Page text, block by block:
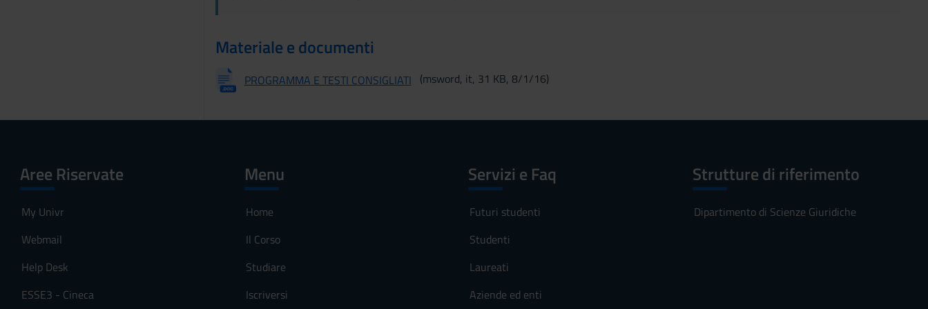
Materiale e documenti
PROGRAMMA E TESTI CONSIGLIATI (msword, it, 31 KB, 8/1/16)
Aree Riservate
My Univr
Webmail
Help Desk
ESSE3 - Cineca
Menu
Home
Il Corso
Studiare
Iscriversi
Servizi e Faq
Futuri studenti
Studenti
Laureati
Aziende ed enti
Strutture di riferimento
Dipartimento di Scienze Giuridiche